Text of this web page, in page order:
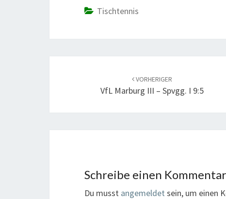
Tischtennis
VORHERIGER
VfL Marburg III – Spvgg. I 9:5
Schreibe einen Kommentar
Du musst angemeldet sein, um einen